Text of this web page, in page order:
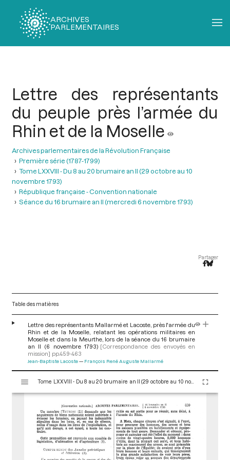
ARCHIVES
PARLEMENTAIRES
Lettre des représentants
du peuple près l’armée du
Rhin et de la Moselle
Archives parlementaires de la Révolution Française
Première série (1787-1799)
Tome LXXVIII - Du 8 au 20 brumaire an II (29 octobre au 10
novembre 1793)
République française - Convention nationale
Séance du 16 brumaire an II (mercredi 6 novembre 1793)
Partager
Table des matières
Lettre des représentants Mallarmé et Lacoste, près l'armée du
Rhin et de la Moselle, relatant les opérations militaires en
Moselle et dans la Meurthe, lors de la séance du 16 brumaire
an II (6 novembre 1793) [Correspondance des envoyés en
mission] pp.459-463
Jean-Baptiste Lacoste François René Auguste Mallarmé
s